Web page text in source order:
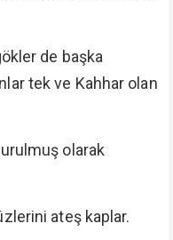
de başka
tek ve Kahhar olan
olarak
ateş kaplar.